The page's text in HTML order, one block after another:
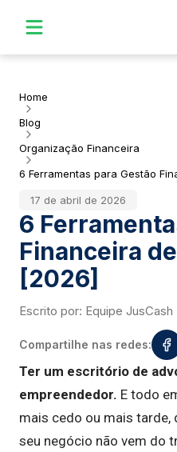
Home
Blog
Organização Financeira
6 Ferramentas para Gestão
17 de abril de 2026
6
Financeira
[2026]
Escrito por: Equipe JusCash
Compartilhe nas redes:
Ter um escritório de
empreendedor. E todo
mais cedo ou mais tarde,
seu negócio não vem do